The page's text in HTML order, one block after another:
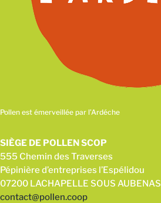
Pollen est émerveillée par l’Ardéche
SIÈGE DE POLLEN SCOP
555 Chemin des Traverses
Pépinière d’entreprises l’Espélidou
07200 LACHAPELLE SOUS AUBENAS
contact@pollen.coop